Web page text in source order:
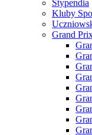
Stypendia
Kluby
Grand